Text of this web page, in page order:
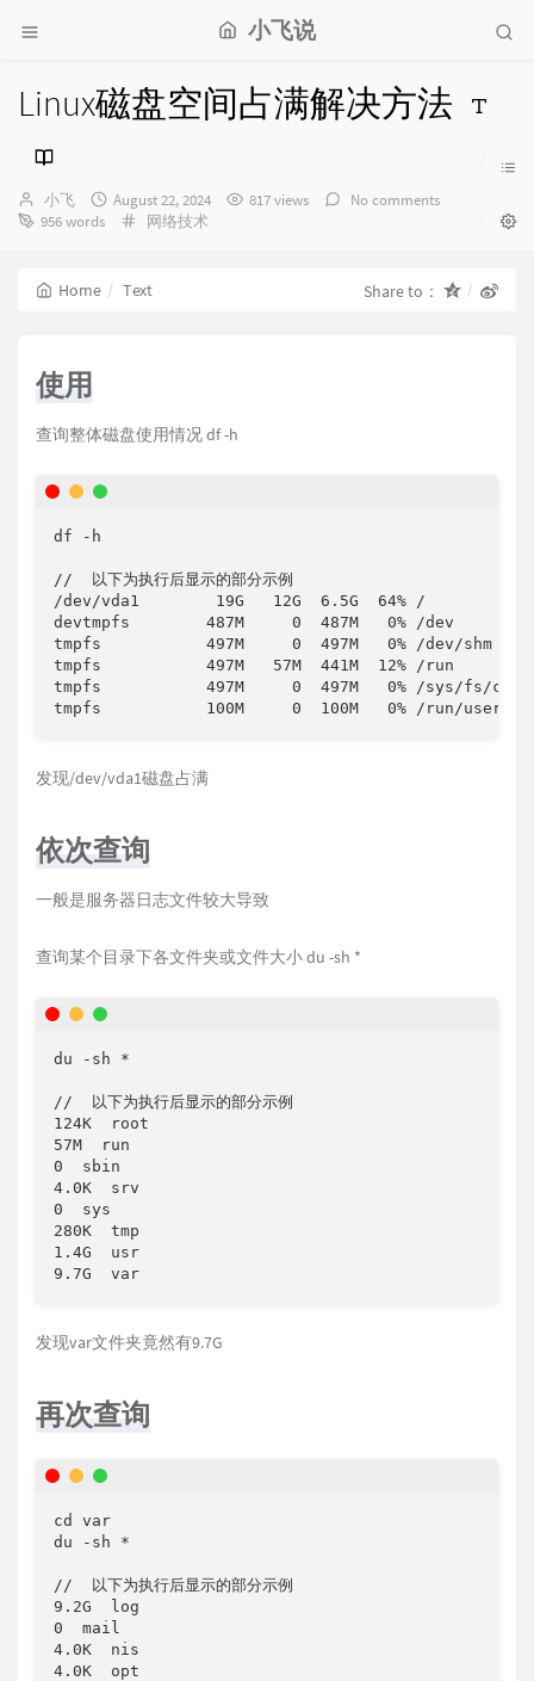
小飞说
Linux磁盘空间占满解决方法
Author：
小飞
发
布
August 22, 2024 817 views
No comments
956 words
Categories：
网络技术
Home Text Share to：
使用
查询整体磁盘使用情况 df -h
df -h
//  以下为执行后显示的部分示例
/dev/vda1        19G   12G  6.5G  64% /
devtmpfs        487M     0  487M   0% /dev
tmpfs           497M     0  497M   0% /dev/shm
tmpfs           497M   57M  441M  12% /run
tmpfs           497M     0  497M   0% /sys/fs/
tmpfs           100M     0  100M   0% /run/user/0
发现/dev/vda1磁盘占满
依次查询
一般是服务器日志文件较大导致
查询某个目录下各文件夹或文件大小 du -sh *
du -sh *
//  以下为执行后显示的部分示例
124K  root
57M  run
0  sbin
4.0K  srv
0  sys
280K  tmp
1.4G  usr
9.7G  var
发现var文件夹竟然有9.7G
再次查询
cd var
du -sh *
//  以下为执行后显示的部分示例
9.2G  log
0  mail
4.0K  nis
4.0K  opt